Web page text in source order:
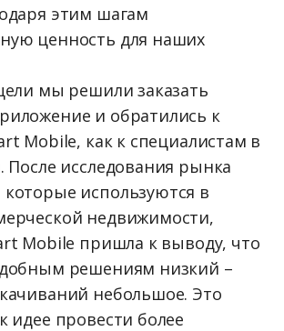
этим шагам
ценность для наших
мы решили заказать
и обратились к
Mobile, как к специалистам в
После исследования рынка
используются в
недвижимости,
Mobile пришла к выводу, что
решениям низкий –
небольшое. Это
идее провести более